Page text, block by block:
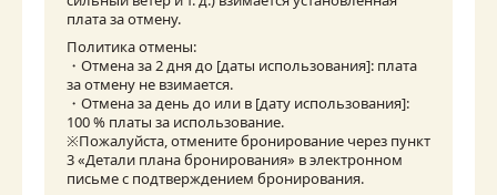
плата за отмену.
Политика отмены:
・Отмена за 2 дня до [даты использования]: плата
за отмену не взимается.
・Отмена за день до или в [дату использования]:
100 % платы за использование.
※Пожалуйста, отмените бронирование через пункт
3 «Детали плана бронирования» в электронном
письме с подтверждением бронирования.